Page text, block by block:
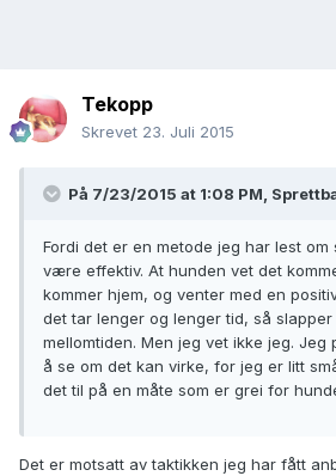
Tekopp
Skrevet 23. Juli 2015
På 7/23/2015 at 1:08 PM,
Fordi det er en metode jeg har lest om
være effektiv. At hunden vet det
kommer hjem, og venter med en
det tar lenger og lenger tid, så
mellomtiden. Men jeg vet ikke jeg.
å se om det kan virke, for jeg er litt
det til på en måte som er grei for
Det er motsatt av taktikken jeg har fått